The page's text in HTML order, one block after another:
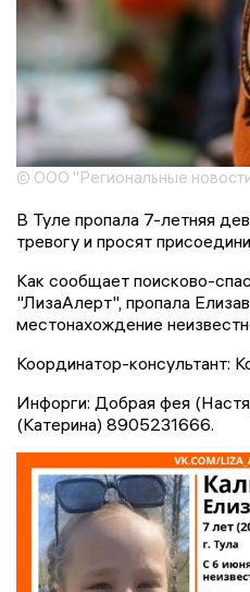
© ООО "Региональные
В Туле пропала 7-летняя
тревогу и просят
Как сообщает поисково-
"ЛизаАлерт", пропала
местонахождение
Координатор-консультант:
Инфорги: Добрая фея
(Катерина) 8905231666.